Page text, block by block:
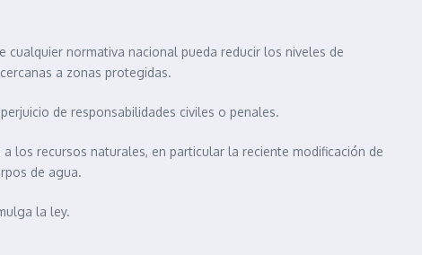
normativa nacional pueda reducir los niveles de
a zonas protegidas.
de responsabilidades civiles o penales.
los recursos naturales, en particular la reciente modificación de
de agua.
la ley.